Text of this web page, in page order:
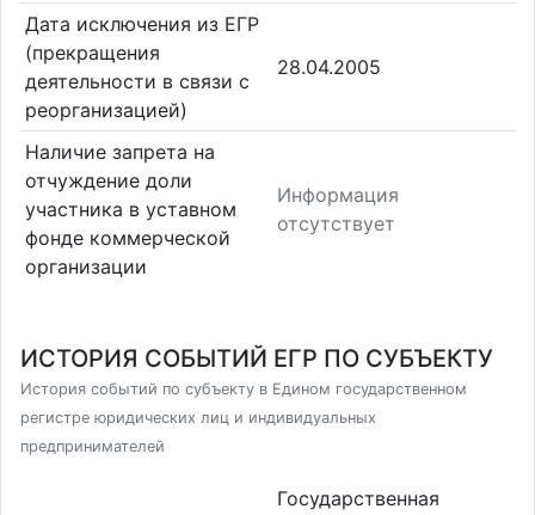
Дата исключения из ЕГР
(прекращения
деятельности в связи с
реорганизацией)
28.04.2005
Наличие запрета на
отчуждение доли
участника в уставном
фонде коммерческой
организации
Информация
отсутствует
ИСТОРИЯ СОБЫТИЙ ЕГР ПО СУБЪЕКТУ
История событий по субъекту в Едином государственном
регистре юридических лиц и индивидуальных
предпринимателей
Государственная